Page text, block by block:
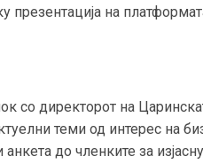
презентација на
со директорот на
теми од интерес на
до членките за